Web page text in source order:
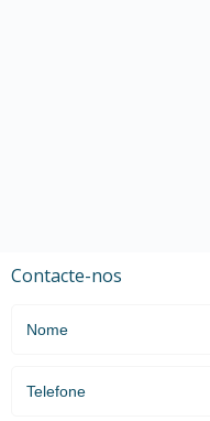
Contacte-nos
Nome
Telefone